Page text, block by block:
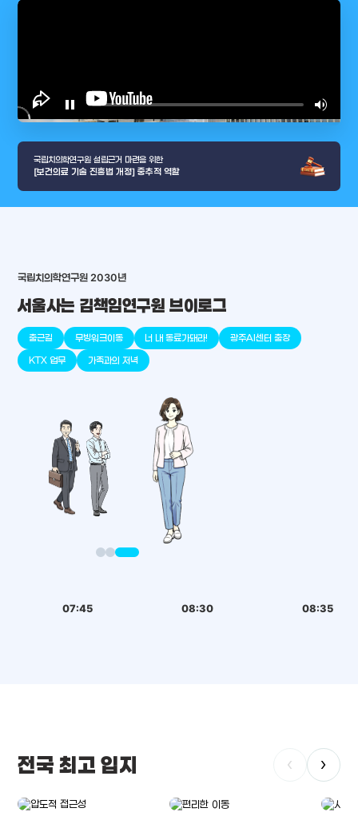
충청남도place
천안
place
세종
place
판교
place
오송
place
대덕
place
원주
play_arrow pause volume_up
국립치의학연구원 설립근거 마련을 위한
[보건의료 기술 진흥법 개정] 중추적 역할
국립치의학연구원 2030년
서울사는 김책임연구원 브이로그
출근길 무빙워크이동 너 내 동료가돼라! 광주AI센터 출장
KTX 업무 가족과의 저녁
07:45 08:30 08:35
전국 최고 입지 ‹ ›